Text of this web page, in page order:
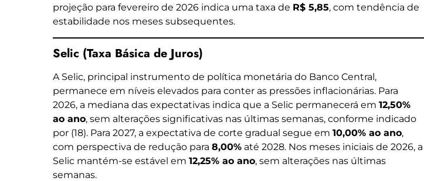
projeção para fevereiro de 2026 indica uma taxa de R$ 5,85, com tendência de
estabilidade nos meses subsequentes.
Selic (Taxa Básica de Juros)
A Selic, principal instrumento de política monetária do Banco Central,
permanece em níveis elevados para conter as pressões inflacionárias. Para
2026, a mediana das expectativas indica que a Selic permanecerá em 12,50%
ao ano, sem alterações significativas nas últimas semanas, conforme indicado
por (18). Para 2027, a expectativa de corte gradual segue em 10,00% ao ano,
com perspectiva de redução para 8,00% até 2028. Nos meses iniciais de 2026, a
Selic mantém-se estável em 12,25% ao ano, sem alterações nas últimas
semanas.